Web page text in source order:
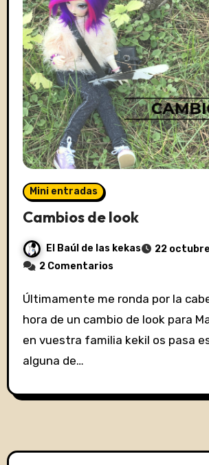
Mini entradas
Cambios de look
El Baúl de las kekas
22
2 Comentarios
Últimamente me ronda por la cabeza que ya es
hora de un cambio de look para
en vuestra familia kekil os pasa
alguna de…